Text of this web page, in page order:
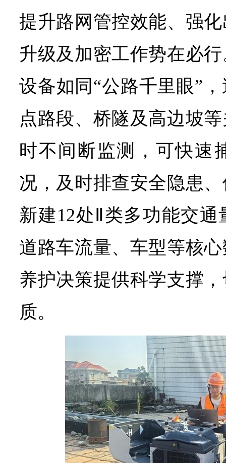
提升路网管控效能、强
升级及加密工作势在必
设备如同“公路千里眼”
点路段、桥隧及高边坡
时不间断监测，可快速
况，及时排查安全隐患
新建12处Ⅱ类多功能交
道路车流量、车型等核
养护决策提供科学支撑
质。